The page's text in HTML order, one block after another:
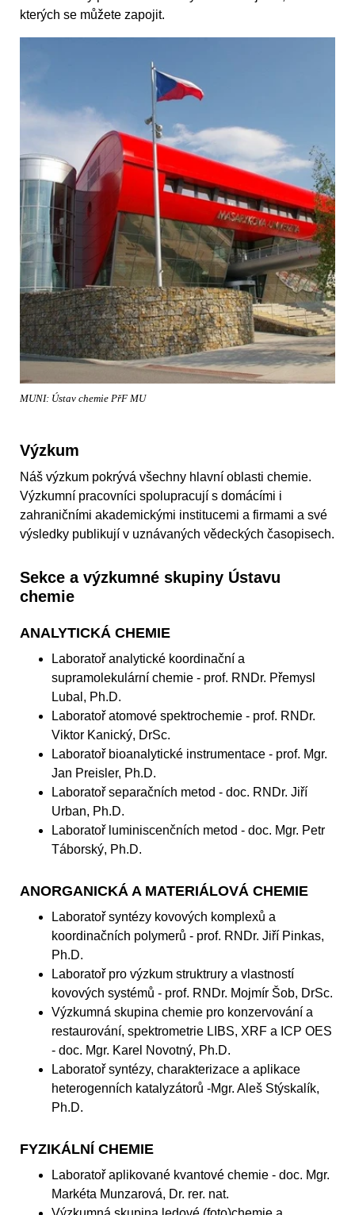
kterých se můžete zapojit.
MUNI: Ústav chemie PřF MU
Výzkum
Náš výzkum pokrývá všechny hlavní oblasti chemie.
Výzkumní pracovníci spolupracují s domácími i
zahraničními akademickými institucemi a firmami a své
výsledky publikují v uznávaných vědeckých časopisech.
Sekce a výzkumné skupiny Ústavu
chemie
ANALYTICKÁ CHEMIE
Laboratoř analytické koordinační a
supramolekulární chemie - prof. RNDr. Přemysl
Lubal, Ph.D.
Laboratoř atomové spektrochemie - prof. RNDr.
Viktor Kanický, DrSc.
Laboratoř bioanalytické instrumentace - prof. Mgr.
Jan Preisler, Ph.D.
Laboratoř separačních metod - doc. RNDr. Jiří
Urban, Ph.D.
Laboratoř luminiscenčních metod - doc. Mgr. Petr
Táborský, Ph.D.
ANORGANICKÁ A MATERIÁLOVÁ CHEMIE
Laboratoř syntézy kovových komplexů a
koordinačních polymerů - prof. RNDr. Jiří Pinkas,
Ph.D.
Laboratoř pro výzkum struktrury a vlastností
kovových systémů - prof. RNDr. Mojmír Šob, DrSc.
Výzkumná skupina chemie pro konzervování a
restaurování, spektrometrie LIBS, XRF a ICP OES
- doc. Mgr. Karel Novotný, Ph.D.
Laboratoř syntézy, charakterizace a aplikace
heterogenních katalyzátorů -Mgr. Aleš Stýskalík,
Ph.D.
FYZIKÁLNÍ CHEMIE
Laboratoř aplikované kvantové chemie - doc. Mgr.
Markéta Munzarová, Dr. rer. nat.